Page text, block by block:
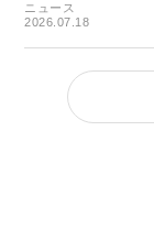
ニュース
2026.07.18